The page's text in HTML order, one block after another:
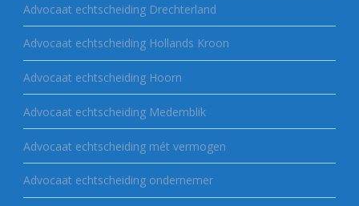
Advocaat echtscheiding Drechterland
Advocaat echtscheiding Hollands Kroon
Advocaat echtscheiding Hoorn
Advocaat echtscheiding Medemblik
Advocaat echtscheiding mét vermogen
Advocaat echtscheiding ondernemer